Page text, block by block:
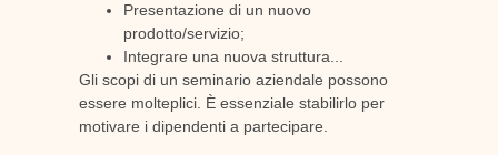
Presentazione di un nuovo
prodotto/servizio;
Integrare una nuova struttura...
Gli scopi di un seminario aziendale possono
essere molteplici. È essenziale stabilirlo per
motivare i dipendenti a partecipare.